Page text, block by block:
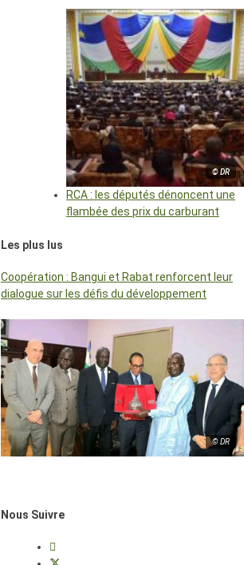
© DR
RCA : les députés dénoncent une
flambée des prix du carburant
Les plus lus
Coopération : Bangui et Rabat renforcent leur
dialogue sur les défis du développement
© DR
Nous Suivre